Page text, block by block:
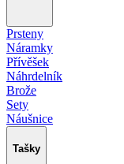
Prsteny
Náramky
Přívěšek
Náhrdelník
Brože
Sety
Náušnice
Tašky